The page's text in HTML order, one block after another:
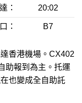
： 20:02
： B7
香港機場。CX402
助報到為主。托運
也變成全自助託